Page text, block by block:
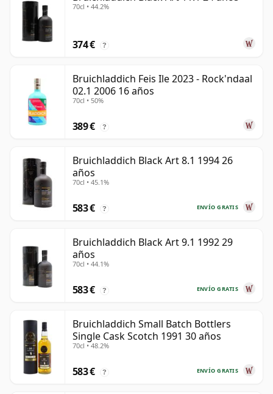
70cl • 44.2%
374 € ?
Bruichladdich Feis Ile 2023 - Rock'ndaal
02.1 2006 16 años
70cl • 50%
389 € ?
Bruichladdich Black Art 8.1 1994 26
años
70cl • 45.1%
ENVÍO GRATIS
583 € ?
Bruichladdich Black Art 9.1 1992 29
años
70cl • 44.1%
ENVÍO GRATIS
583 € ?
Bruichladdich Small Batch Bottlers
Single Cask Scotch 1991 30 años
70cl • 48.2%
ENVÍO GRATIS
583 € ?